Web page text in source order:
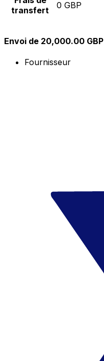
transfert
0 GBP
Envoi de 20,000.00 GBP
Fournisseur